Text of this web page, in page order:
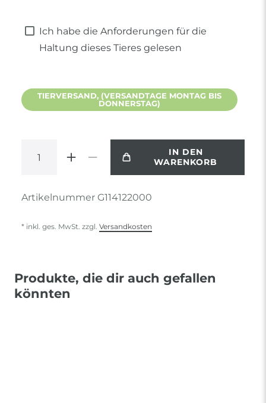
Ich habe die Anforderungen für die
Haltung dieses Tieres gelesen
TIERVERSAND, (VERSANDTAGE MONTAG BIS
DONNERSTAG)
IN DEN
WARENKORB
Artikelnummer G114122000
* inkl. ges. MwSt. zzgl. Versandkosten
Produkte, die dir auch gefallen
könnten